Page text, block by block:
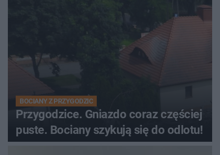
BOCIANY Z PRZYGODZIC
Przygodzice. Gniazdo coraz częściej
puste. Bociany szykują się do odlotu!